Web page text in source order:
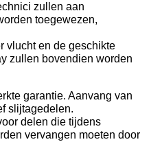
zullen aan
toegewezen,
vlucht en de geschikte
zullen bovendien worden
garantie. Aanvang van
slijtagedelen.
delen die tijdens
vervangen moeten door